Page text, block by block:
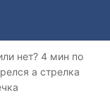
нет? 4 мин по
а стрелка